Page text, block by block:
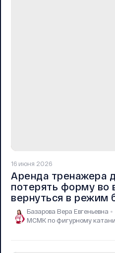
16 июня 2026
Аренда тренажера
потерять форму во
вернуться в режим
Базарова Вера Евгеньевна
МСМК по фигурному